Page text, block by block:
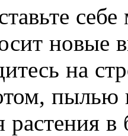
новые
на
пылью
растения в